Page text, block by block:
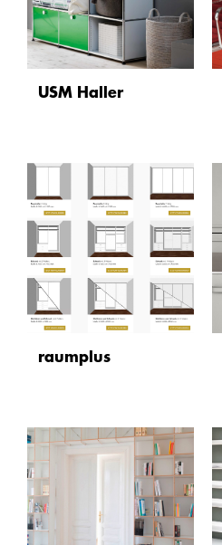
USM Haller
raumplus